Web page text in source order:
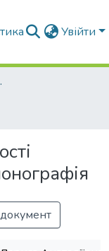
Увійти